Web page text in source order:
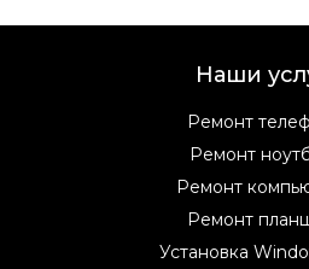
Наши
Ремонт
Ремонт
Ремонт
Ремонт
Установка